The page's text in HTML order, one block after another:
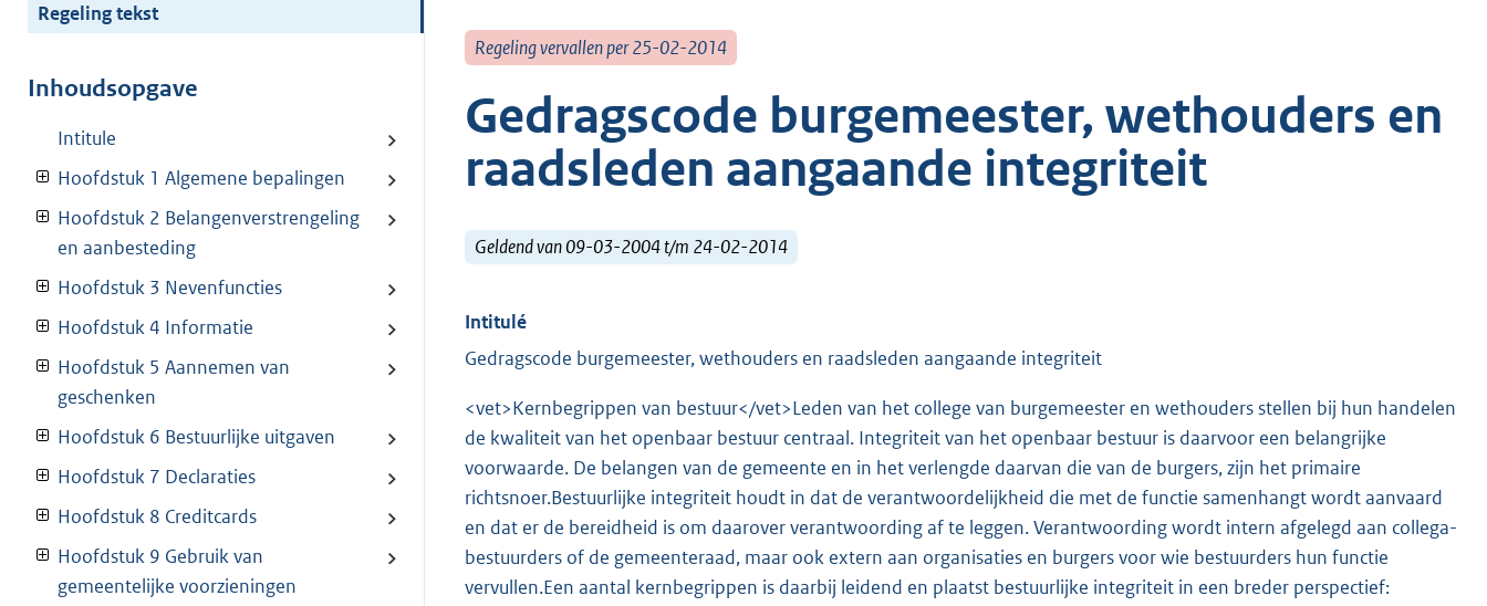
Regeling tekst
Inhoudsopgave
Intitule
Hoofdstuk 1 Algemene bepalingen
Hoofdstuk 2 Belangenverstrengeling
en aanbesteding
Hoofdstuk 3 Nevenfuncties
Hoofdstuk 4 Informatie
Hoofdstuk 5 Aannemen van
geschenken
Hoofdstuk 6 Bestuurlijke uitgaven
Hoofdstuk 7 Declaraties
Hoofdstuk 8 Creditcards
Hoofdstuk 9 Gebruik van
gemeentelijke voorzieningen
Regeling vervallen per 25-02-2014
Gedragscode burgemeester, wethouders en
raadsleden aangaande integriteit
Geldend van 09-03-2004 t/m 24-02-2014
Intitulé
Gedragscode burgemeester, wethouders en raadsleden aangaande integriteit
<vet>Kernbegrippen van bestuur</vet>Leden van het college van burgemeester en wethouders stellen bij hun handelen
de kwaliteit van het openbaar bestuur centraal. Integriteit van het openbaar bestuur is daarvoor een belangrijke
voorwaarde. De belangen van de gemeente en in het verlengde daarvan die van de burgers, zijn het primaire
richtsnoer.Bestuurlijke integriteit houdt in dat de verantwoordelijkheid die met de functie samenhangt wordt aanvaard
en dat er de bereidheid is om daarover verantwoording af te leggen. Verantwoording wordt intern afgelegd aan collega-
bestuurders of de gemeenteraad, maar ook extern aan organisaties en burgers voor wie bestuurders hun functie
vervullen.Een aantal kernbegrippen is daarbij leidend en plaatst bestuurlijke integriteit in een breder perspectief: